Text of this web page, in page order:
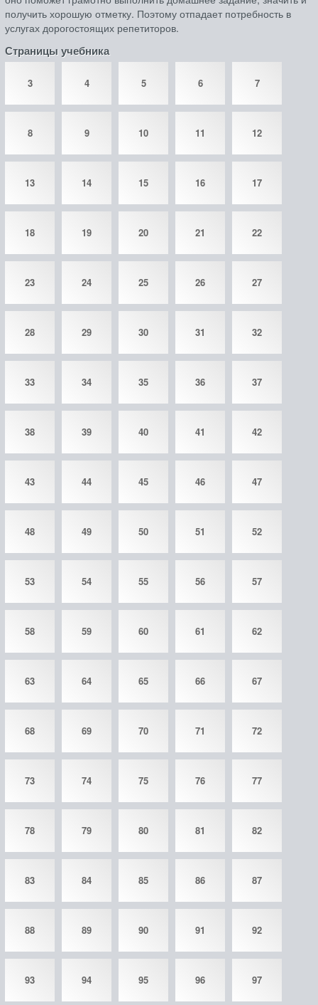
получить хорошую отметку. Поэтому отпадает потребность в
услугах дорогостоящих репетиторов.
Страницы учебника
3 4 5 6 7
8 9 10 11 12
13 14 15 16 17
18 19 20 21 22
23 24 25 26 27
28 29 30 31 32
33 34 35 36 37
38 39 40 41 42
43 44 45 46 47
48 49 50 51 52
53 54 55 56 57
58 59 60 61 62
63 64 65 66 67
68 69 70 71 72
73 74 75 76 77
78 79 80 81 82
83 84 85 86 87
88 89 90 91 92
93 94 95 96 97